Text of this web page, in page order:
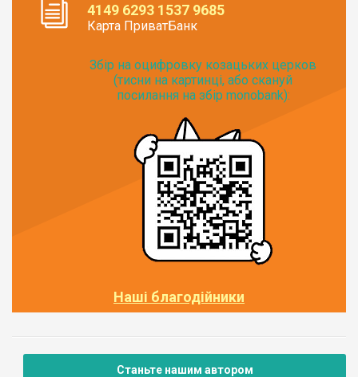
4149 6293 1537 9685
Карта ПриватБанк
Збір на оцифровку козацьких церков
(тисни на картинці, або скануй
посилання на збір monobank):
Наші благодійники
Станьте нашим автором